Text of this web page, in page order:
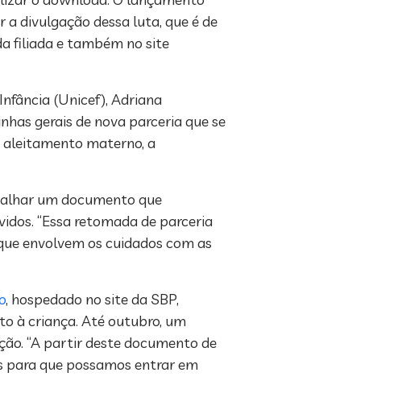
a divulgação dessa luta, que é de
filiada e também no site
(Unicef), Adriana
gerais de nova parceria que se
aleitamento materno, a
um documento que
“Essa retomada de parceria
envolvem os cuidados com as
, hospedado no site da SBP,
à criança. Até outubro, um
“A partir deste documento de
para que possamos entrar em